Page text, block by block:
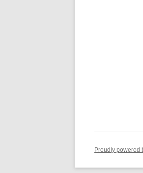
Proudly powered